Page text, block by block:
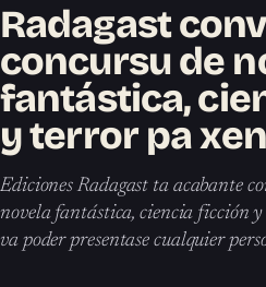
Radagast
concursu de
fantástica,
y terror pa
Ediciones Radagast ta acabante
novela fantástica, ciencia ficción
va poder presentase cualquier